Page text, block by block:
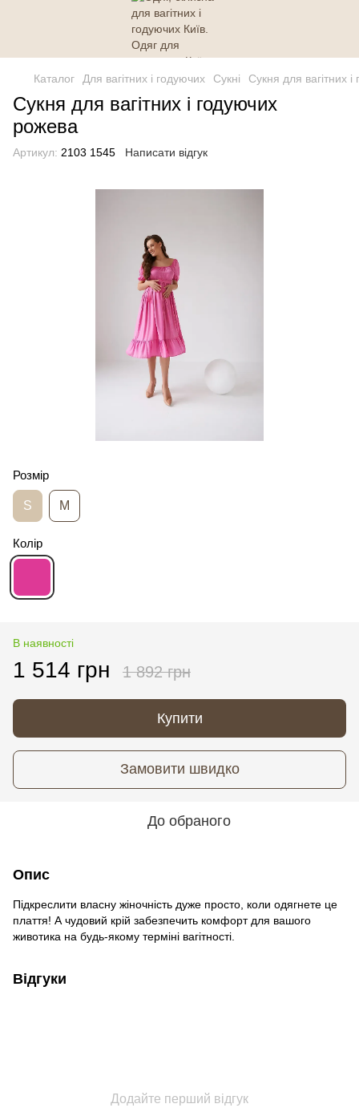
Каталог Для вагітних і годуючих Сукні Сукня для вагітних
Сукня для вагітних і годуючих
рожева
Артикул: 2103 1545 Написати відгук
Розмір
S M
Колір
В наявності
1 514 грн 1 892 грн
Купити
Замовити швидко
До обраного
Опис
Підкреслити власну жіночність дуже просто, коли одягнете це
плаття! А чудовий крій забезпечить комфорт для вашого
животика на будь-якому терміні вагітності.
Відгуки
Додайте перший відгук